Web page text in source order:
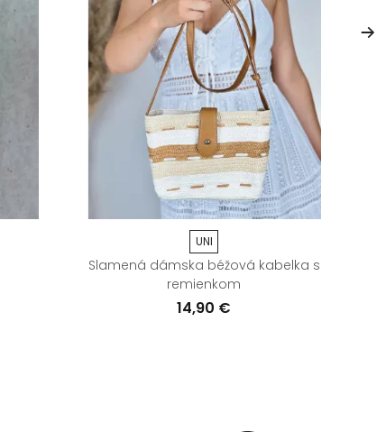
UNI
Slamená dámska béžová kabelka s
remienkom
14,90 €